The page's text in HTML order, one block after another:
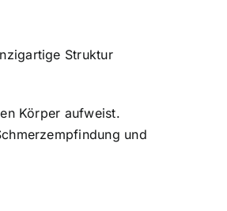
Struktur
Körper aufweist.
und